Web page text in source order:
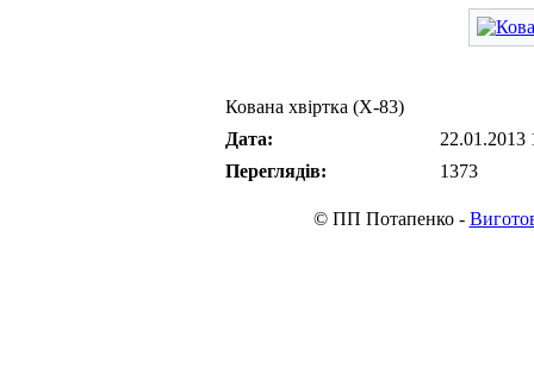
Кована хвіртка (Х-83)
Дата:
22.01.2013
Переглядів:
1373
© ПП Потапенко -